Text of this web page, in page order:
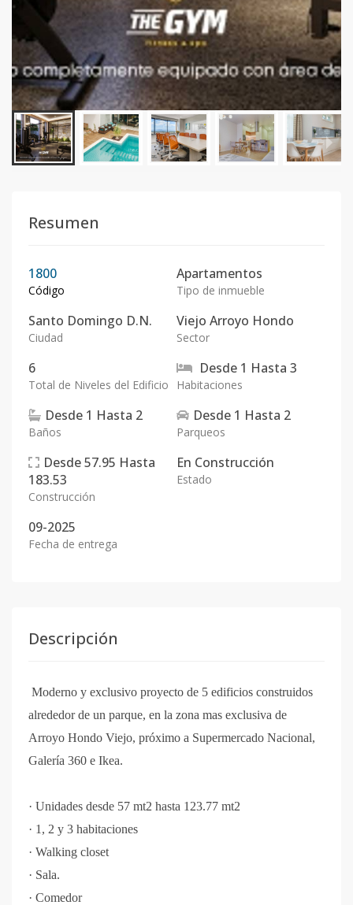
Resumen
1800
Código
Apartamentos
Tipo de inmueble
Santo Domingo D.N.
Ciudad
Viejo Arroyo Hondo
Sector
6
Total de Niveles del Edificio
Desde 1 Hasta 3
Habitaciones
Desde 1 Hasta 2
Baños
Desde 1 Hasta 2
Parqueos
Desde57.95 Hasta
183.53
Construcción
En Construcción
Estado
09-2025
Fecha de entrega
Descripción
Moderno y exclusivo proyecto de 5 edificios construidos
alrededor de un parque, en la zona mas exclusiva de
Arroyo Hondo Viejo, próximo a Supermercado Nacional,
Galería 360 e Ikea.
· Unidades desde 57 mt2 hasta 123.77 mt2
· 1, 2 y 3 habitaciones
· Walking closet
· Sala.
· Comedor